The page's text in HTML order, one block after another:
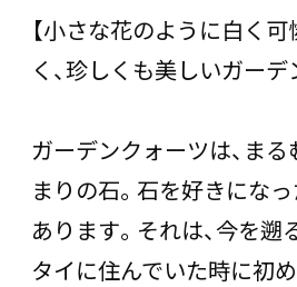
【小さな花のように白く
く、珍しくも美しいガーデ
ガーデンクォーツは、ま
まりの石。石を好きにな
あります。それは、今を遡
タイに住んでいた時に初